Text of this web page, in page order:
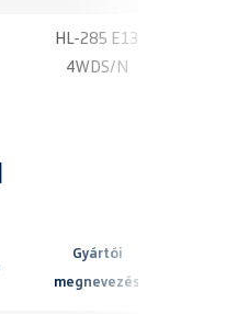
HL-285 E13
4WDS/N
Gyártói
megnevezés